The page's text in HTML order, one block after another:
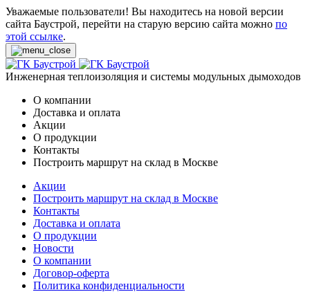
Уважаемые пользователи! Вы находитесь на новой версии
сайта Баустрой, перейти на старую версию сайта можно по
этой ссылке.
Инженерная теплоизоляция и системы модульных дымоходов
О компании
Доставка и оплата
Акции
О продукции
Контакты
Построить маршрут на склад в Москве
Акции
Построить маршрут на склад в Москве
Контакты
Доставка и оплата
О продукции
Новости
О компании
Договор-оферта
Политика конфиденциальности